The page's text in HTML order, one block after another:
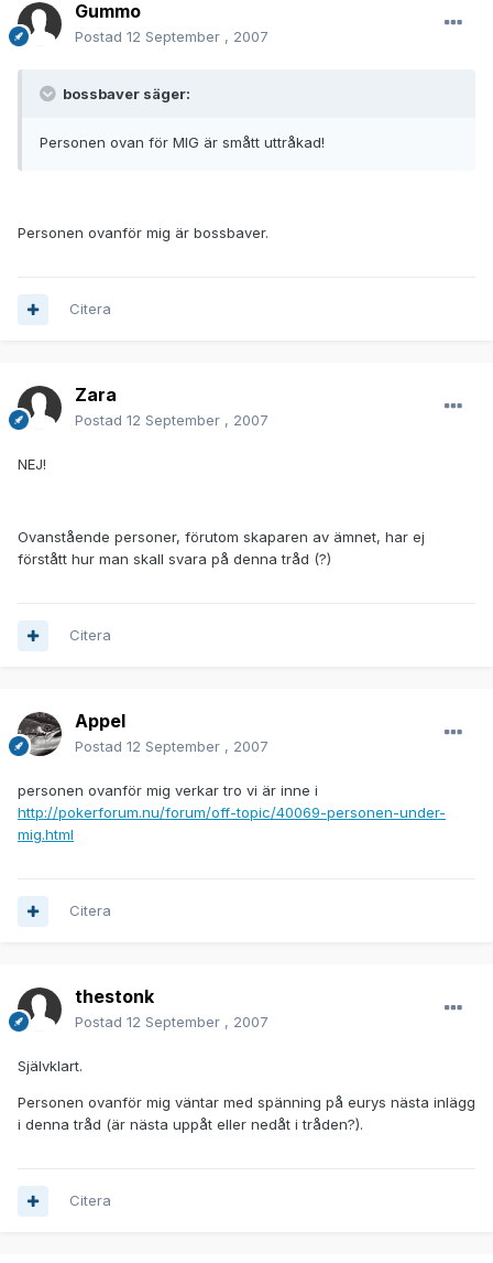
Gummo
Postad 12 September , 2007
bossbaver säger:
Personen ovan för MIG är smått uttråkad!
Personen ovanför mig är bossbaver.
Citera
Zara
Postad 12 September , 2007
NEJ!
Ovanstående personer, förutom skaparen av ämnet, har ej
förstått hur man skall svara på denna tråd (?)
Citera
Appel
Postad 12 September , 2007
personen ovanför mig verkar tro vi är inne i
http://pokerforum.nu/forum/off-topic/40069-personen-under-
mig.html
Citera
thestonk
Postad 12 September , 2007
Självklart.
Personen ovanför mig väntar med spänning på eurys nästa inlägg
i denna tråd (är nästa uppåt eller nedåt i tråden?).
Citera